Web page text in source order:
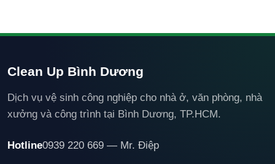
Clean Up Bình Dương
Dịch vụ vệ sinh công nghiệp cho nhà ở, văn phòng, nhà
xưởng và công trình tại Bình Dương, TP.HCM.
Hotline0939 220 669 — Mr. Điệp